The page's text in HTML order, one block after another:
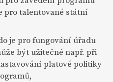
pro talentované státní
je pro fungování úřadu
být užitečné např. při
platové politiky